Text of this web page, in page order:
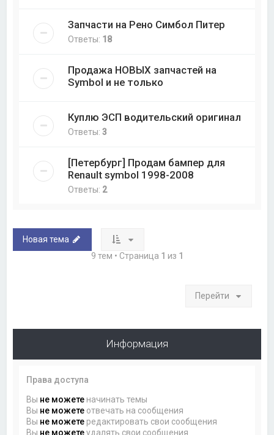
Запчасти на Рено Симбол Питер
Ответы: 18
Продажа НОВЫХ запчастей на
Symbol и не только
Куплю ЭСП водительский оригинал
Ответы:3
[Петербург] Продам бампер для
Renault symbol 1998-2008
Ответы: 2
Новая тема
9 тем • Страница 1 из 1
Перейти
Информация
Права доступа
Вы не можете начинать темы
Вы не можете отвечать на сообщения
Вы не можете редактировать свои сообщения
Вы не можетеудалять свои сообщения